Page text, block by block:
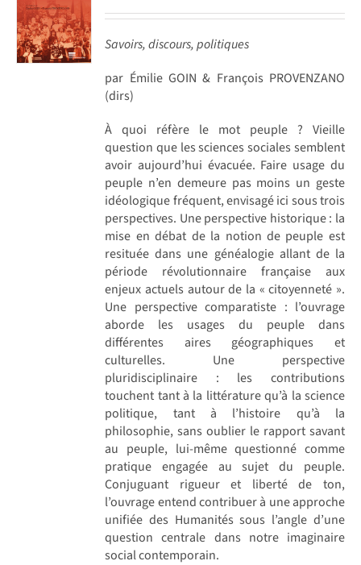
Savoirs, discours, politiques
par Émilie GOIN & François PROVENZANO
(dirs)
À quoi réfère le mot peuple ? Vieille
question que les sciences sociales semblent
avoir aujourd’hui évacuée. Faire usage du
peuple n’en demeure pas moins un geste
idéologique fréquent, envisagé ici sous trois
perspectives. Une perspective historique : la
mise en débat de la notion de peuple est
resituée dans une généalogie allant de la
période révolutionnaire française aux
enjeux actuels autour de la « citoyenneté ».
Une perspective comparatiste : l’ouvrage
aborde les usages du peuple dans
différentes aires géographiques et
culturelles. Une perspective
pluridisciplinaire : les contributions
touchent tant à la littérature qu’à la science
politique, tant à l’histoire qu’à la
philosophie, sans oublier le rapport savant
au peuple, lui-même questionné comme
pratique engagée au sujet du peuple.
Conjuguant rigueur et liberté de ton,
l’ouvrage entend contribuer à une approche
unifiée des Humanités sous l’angle d’une
question centrale dans notre imaginaire
social contemporain.